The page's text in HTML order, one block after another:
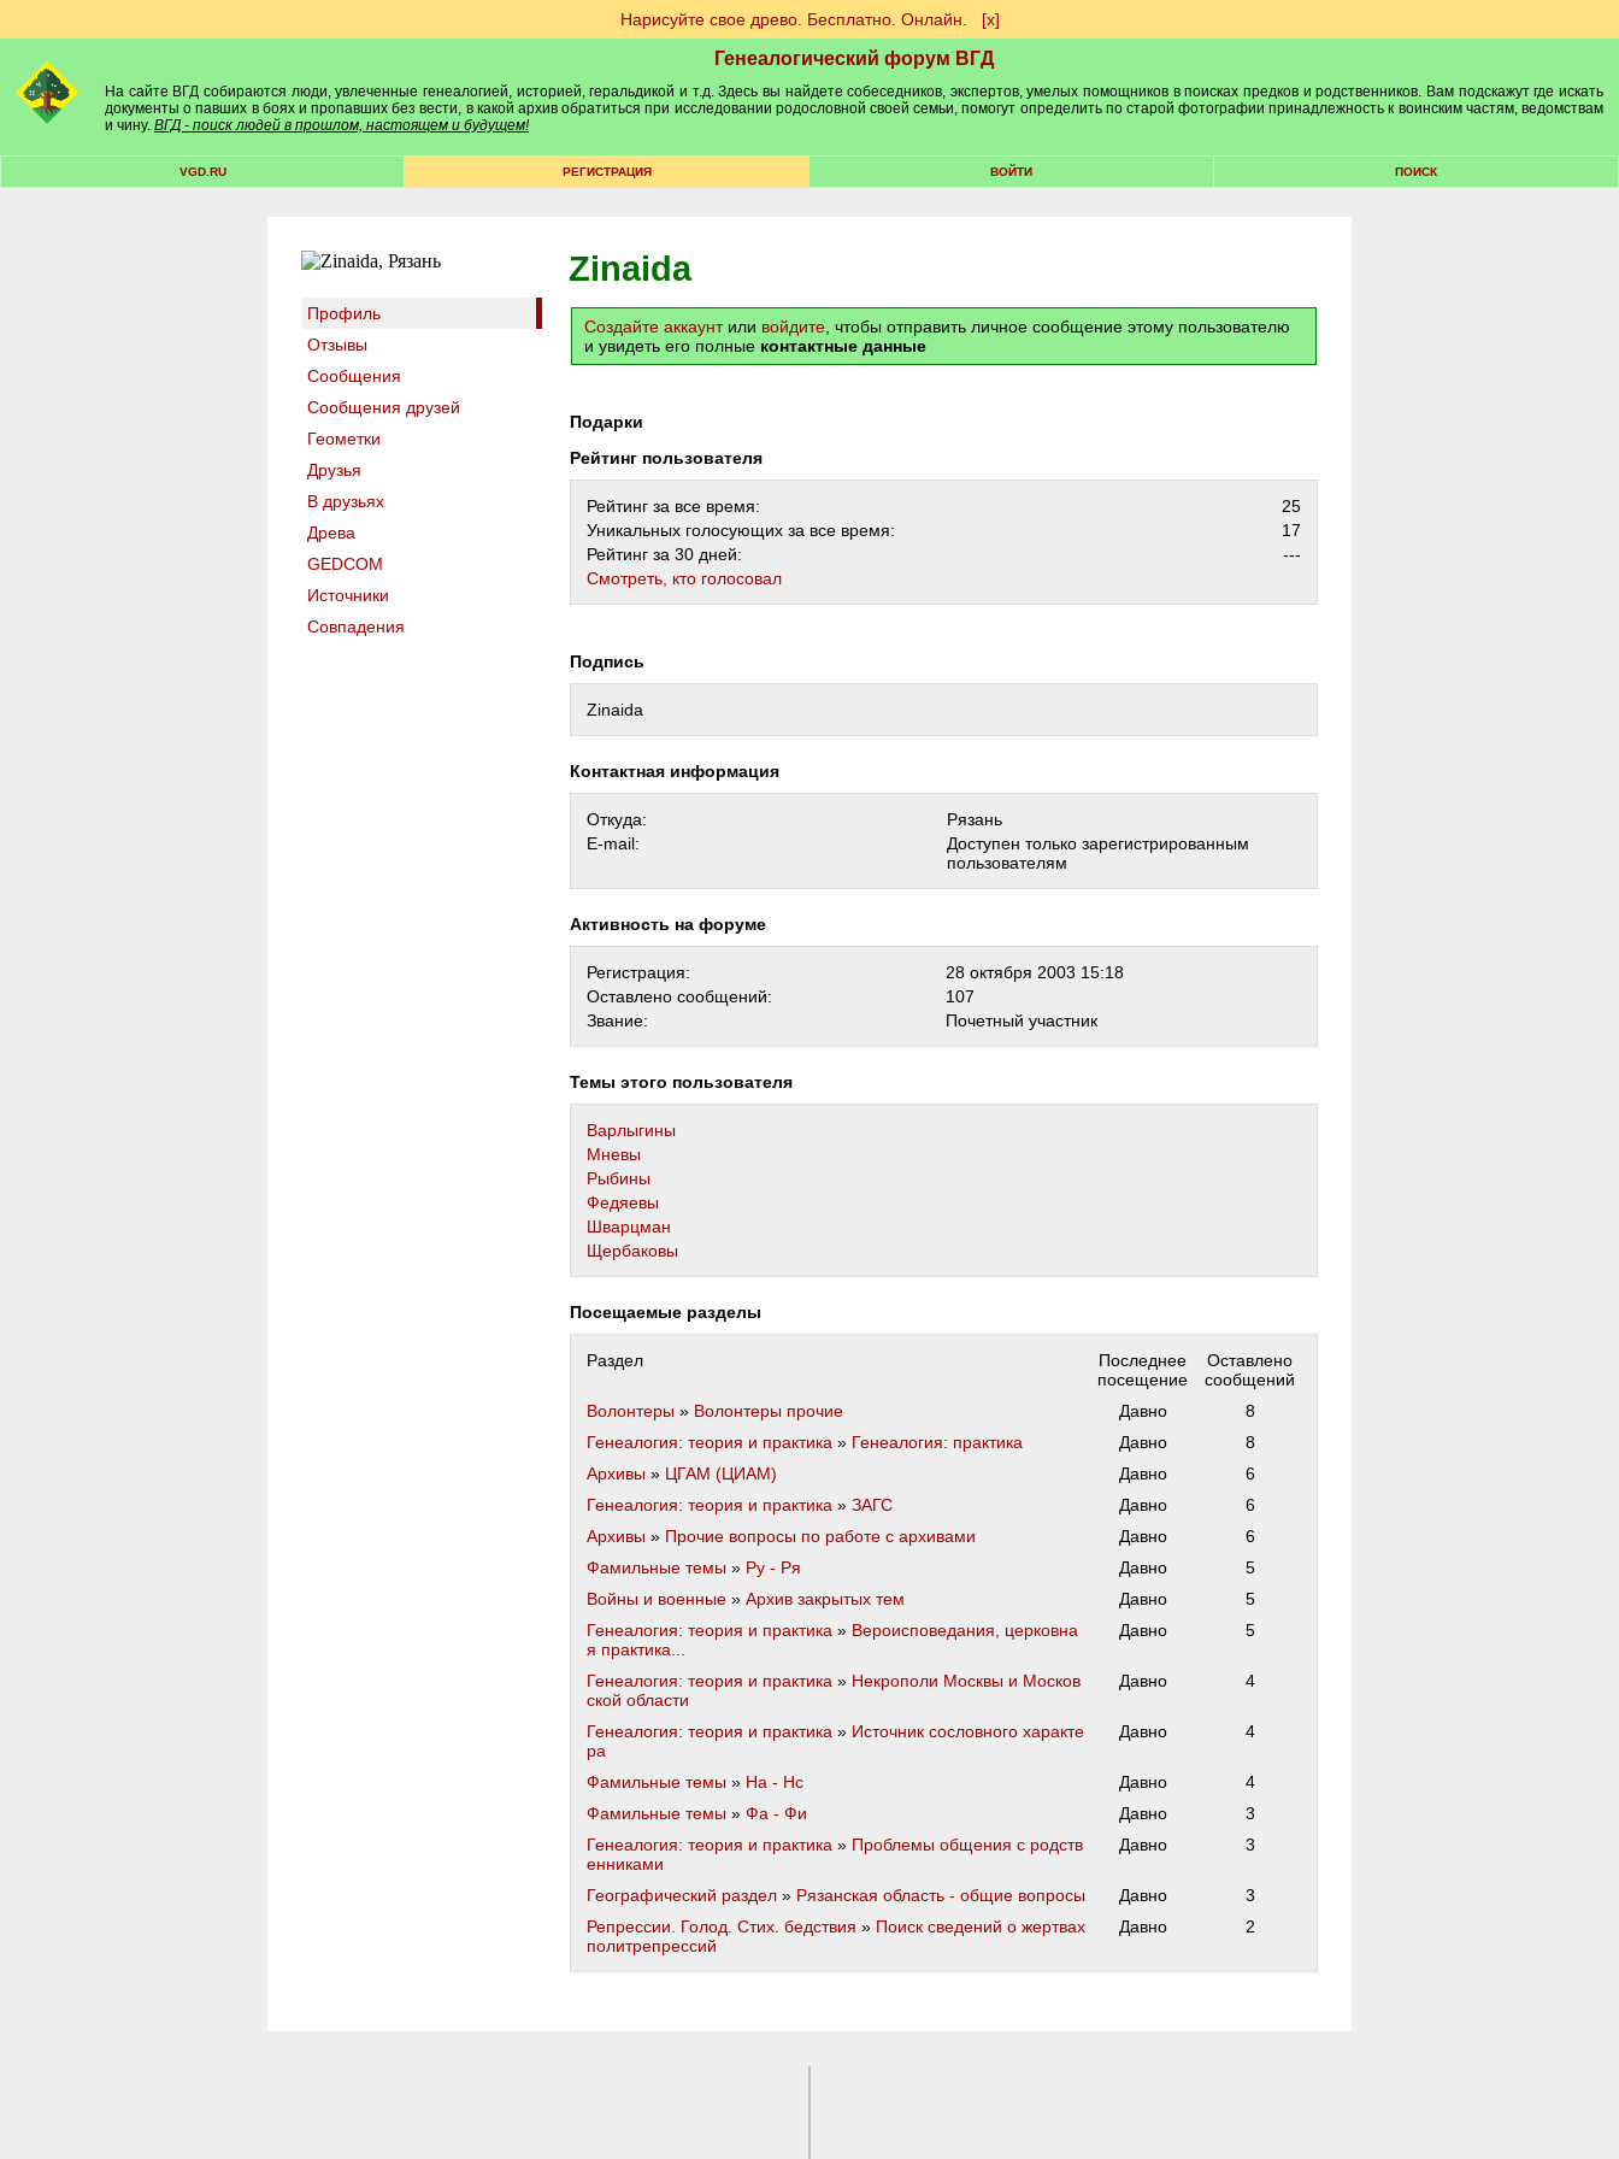
Нарисуйте свое древо. Бесплатно. Онлайн. [х]
Генеалогический форум ВГД
На сайте ВГД собираются люди, увлеченные генеалогией, историей, геральдикой и т.д. Здесь вы найдете собеседников, экспертов, умелых помощников в поисках предков и родственников. Вам подскажут где искать
документы о павших в боях и пропавших без вести, в какой архив обратиться при исследовании родословной своей семьи, помогут определить по старой фотографии принадлежность к воинским частям, ведомствам
и чину. ВГД - поиск людей в прошлом, настоящем и будущем!
VGD.RU РЕГИСТРАЦИЯ ВОЙТИ ПОИСК
Профиль
Отзывы
Сообщения
Сообщения друзей
Геометки
Друзья
В друзьях
Древа
GEDCOM
Источники
Совпадения
Zinaida
Создайте аккаунтили войдите , чтобы отправить личное сообщение этому пользователю
и увидеть его полные контактные данные
Подарки
Рейтинг пользователя
Рейтинг за все время:
25
Уникальных голосующих за все время:
17
Рейтинг за 30 дней:
---
Cмотреть, кто голосовал
Подпись
Zinaida
Контактная информация
Откуда:
Рязань
E-mail:
Доступен только зарегистрированным
пользователям
Активность на форуме
Регистрация:
28 октября 2003 15:18
Оставлено сообщений:
107
Звание:
Почетный участник
Темы этого пользователя
Варлыгины
Мневы
Рыбины
Федяевы
Шварцман
Щербаковы
Посещаемые разделы
Раздел
Последнее
посещение
Оставлено
сообщений
Волонтеры » Волонтеры прочие Давно
8
Генеалогия: теория и практика » Генеалогия: практика Давно
8
Архивы » ЦГАМ (ЦИАМ) Давно
6
Генеалогия: теория и практика » ЗАГС Давно
6
Архивы » Прочие вопросы по работе с архивами Давно
6
Фамильные темы » Ру - Ря Давно
5
Войны и военные » Архив закрытых тем Давно
5
Генеалогия: теория и практика » Вероисповедания, церковна
я практика...
Давно 5
Генеалогия: теория и практика » Некрополи Москвы и Москов
ской области
Давно 4
Генеалогия: теория и практика » Источник сословного характе
ра
Давно 4
Фамильные темы » На - Нс Давно
4
Фамильные темы » Фа - Фи Давно
3
Генеалогия: теория и практика » Проблемы общения с родств
енниками
Давно 3
Географический раздел » Рязанская область - общие вопросы Давно
3
Репрессии. Голод. Стих. бедствия » Поиск сведений о жертвах
политрепрессий
Давно 2